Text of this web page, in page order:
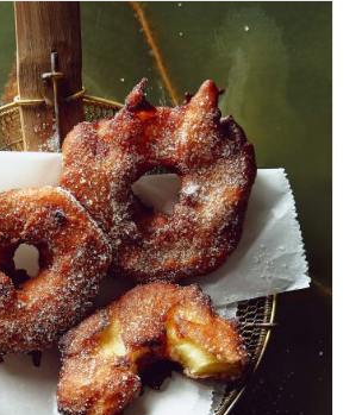
INLOGGEN
AANMELDEN
HOME
RECEPTEN
WEEKMENU'S
KOOKBOEKEN